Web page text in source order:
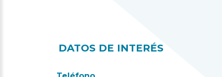
DATOS DE INTERÉS